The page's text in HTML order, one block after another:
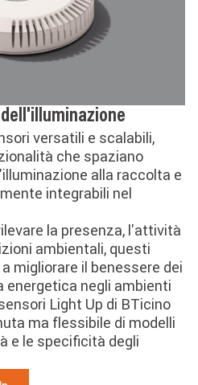
versatili e scalabili,
che spaziano
alla raccolta e
integrabili nel
la presenza, l'attività
ambientali, questi
migliorare il benessere dei
energetica negli ambienti
Light Up di BTicino
ma flessibile di modelli
e le specificità degli